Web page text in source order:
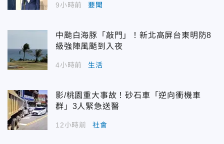
9小時前 要聞
中颱白海豚「敲門」！新北高屏台東明防8
級強陣風颳到入夜
4小時前 生活
影/桃園重大事故！砂石車「逆向衝機車
群」3人緊急送醫
12小時前 社會